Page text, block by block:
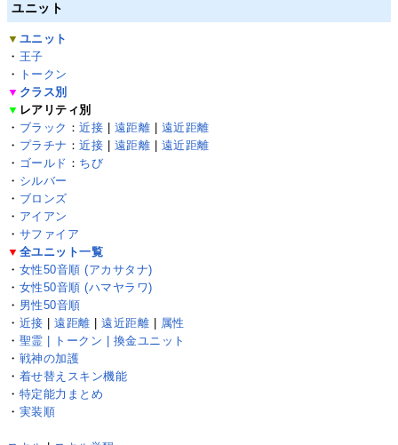
ユニット
▼ ユニット
・ 王子
・
トークン
▼ クラス別
▼ レアリティ別
・ ブラック ：近接 遠距離
遠近距離
・ プラチナ ：近接 遠距離
遠近距離
・ ゴールド ： ちび
・ シルバー
・ ブロンズ
・ アイアン
・ サファイア
▼ 全ユニット一覧
・ 女性50音順 (アカサタナ)
・ 女性50音順 (ハマヤラワ)
・ 男性50音順
・ 近接 |遠距離 |遠近距離
属性
・ 聖霊 | トークン | 換金ユニット
・ 戦神の加護
・ 着せ替えスキン機能
・ 特定能力まとめ
・ 実装順